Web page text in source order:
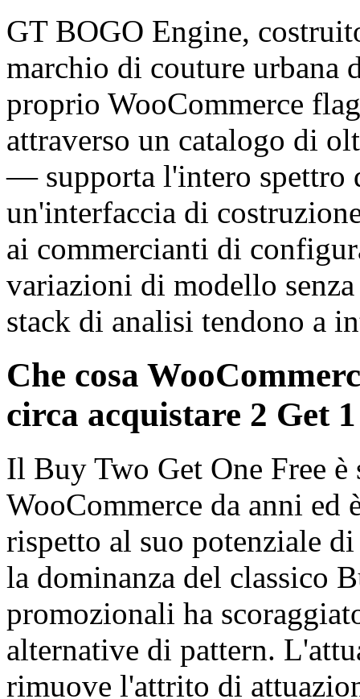
GT BOGO Engine,
marchio di couture urbana
proprio WooCommerce
attraverso un catalogo di
— supporta l'intero spettro
un'interfaccia di
ai commercianti di
variazioni di modello
stack di analisi tendono a
Che cosa
circa acquistare 2 Get
Il Buy Two Get One Free
WooCommerce da anni ed
rispetto al suo potenziale
la dominanza del classico
promozionali ha
alternative di pattern.
rimuove l'attrito di